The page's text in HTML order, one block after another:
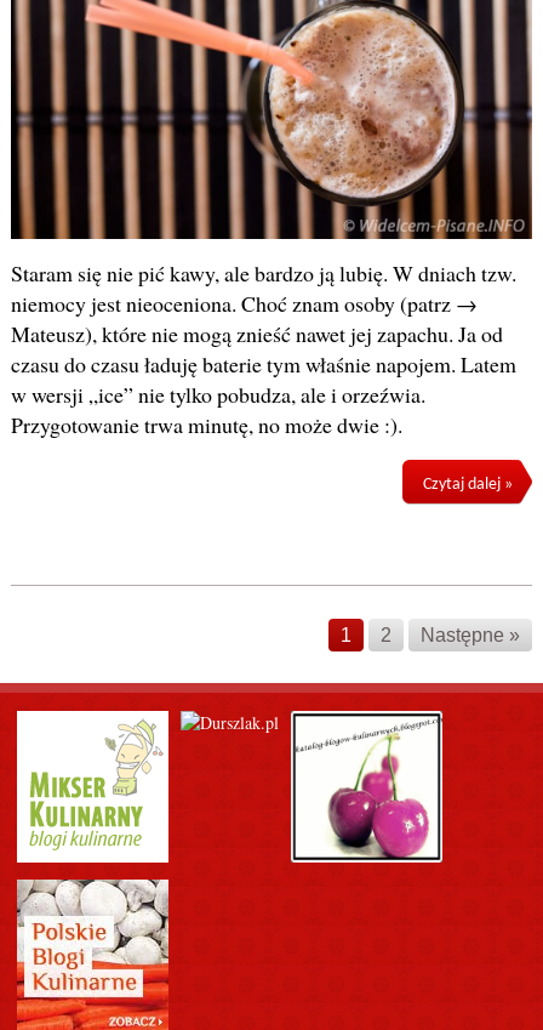
Staram się nie pić kawy, ale bardzo ją lubię. W dniach tzw.
niemocy jest nieoceniona. Choć znam osoby (patrz →
Mateusz), które nie mogą znieść nawet jej zapachu. Ja od
czasu do czasu ładuję baterie tym właśnie napojem. Latem
w wersji „ice” nie tylko pobudza, ale i orzeźwia.
Przygotowanie trwa minutę, no może dwie :).
Czytaj dalej »
1 2 Następne »